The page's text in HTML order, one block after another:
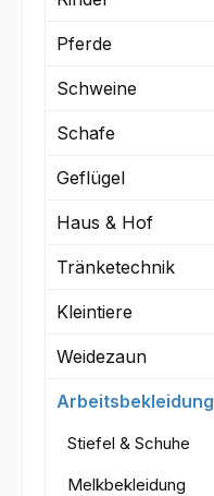
Pferde
Schweine
Schafe
Geflügel
Haus & Hof
Tränketechnik
Kleintiere
Weidezaun
Arbeitsbekleidung
Stiefel & Schuhe
Melkbekleidung